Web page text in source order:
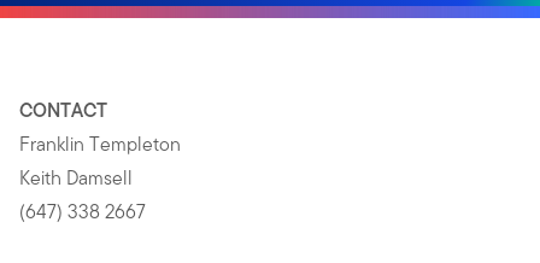
CONTACT
Franklin Templeton
Keith Damsell
(647) 338 2667